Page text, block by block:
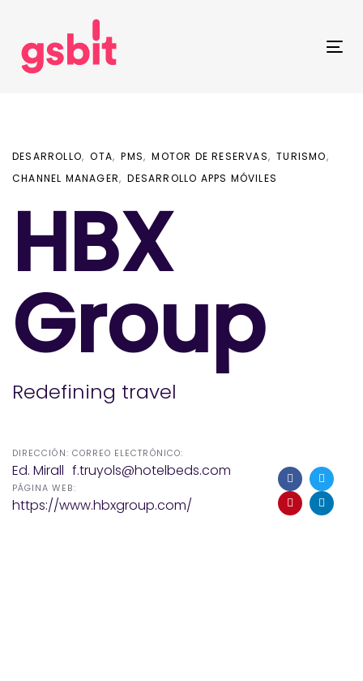
primary
navigation
DESARROLLO OTA PMS MOTOR DE RESERVAS
TURISMO
CHANNEL MANAGER
DESARROLLO APPS MÓVILES
HBX
Group
Redefining travel
DIRECCIÓN:
Ed. Mirall
CORREO ELECTRÓNICO:
f.truyols@hotelbeds.com
PÁGINA WEB:
https://www.hbxgroup.com/